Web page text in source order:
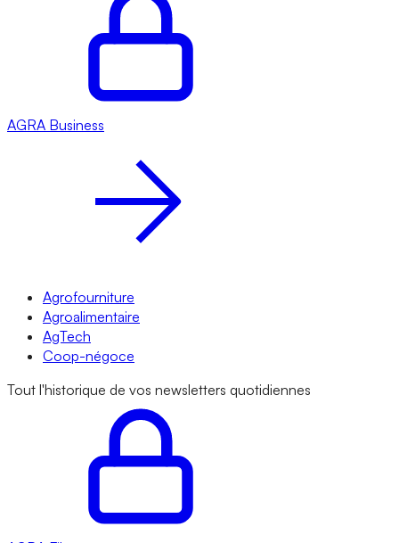
AGRA Business
Agrofourniture
Agroalimentaire
AgTech
Coop-négoce
Tout l'historique de vos newsletters quotidiennes